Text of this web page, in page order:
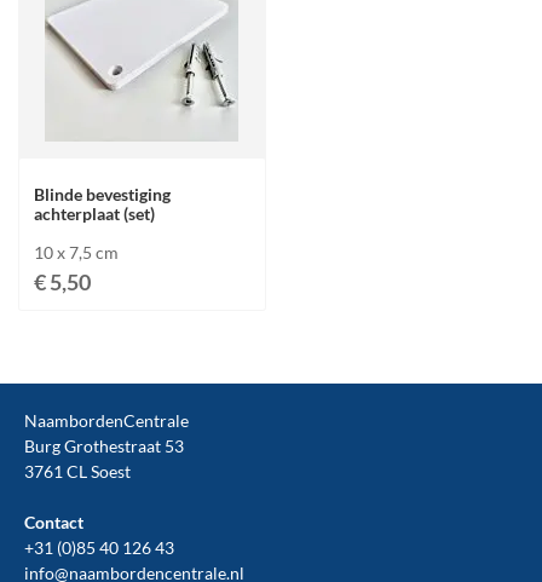
Blinde bevestiging
achterplaat (set)
10 x 7,5 cm
€ 5,50
NaambordenCentrale
Burg Grothestraat 53
3761 CL Soest
Contact
+31 (0)85 40 126 43
info@naambordencentrale.nl